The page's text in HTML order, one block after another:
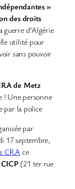
»
des droits
guerre d’Algérie
utilité pour
sans pouvoir
de Metz
! Une personne
par la police
par
17 septembre,
CRAce
(21 ter rue